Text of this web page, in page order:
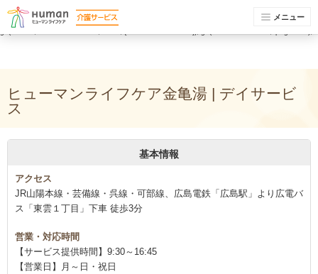
[]).push(arguments)},i[r].l=1*new Date();a=s.createElement(o), m=s.getElementsByTagName(o)
[0];a.async=1;a.src=g;m.parentNode.insertBefore(a,m) })(window,document,'script','//www.google-
analytics.com/analytics.js','ga'); ga('create', 'UA-74448429-1', 'auto'); ga('send', 'pageview');
メニュー
ヒューマンライフケア金亀湯 | デイサービ
ス
基本情報
アクセス
JR山陽本線・芸備線・呉線・可部線、広島電鉄「広島駅」より広電バ
ス「東雲１丁目」下車 徒歩3分
営業・対応時間
【サービス提供時間】9:30～16:45
【営業日】月～日・祝日